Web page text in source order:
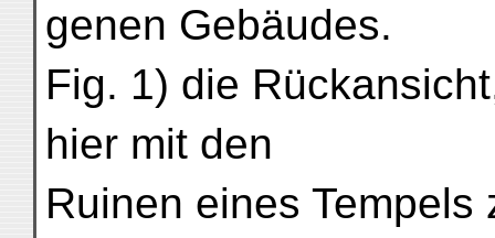
genen Gebäudes.
Fig. 1) die
hier mit den
Ruinen eines Tempels